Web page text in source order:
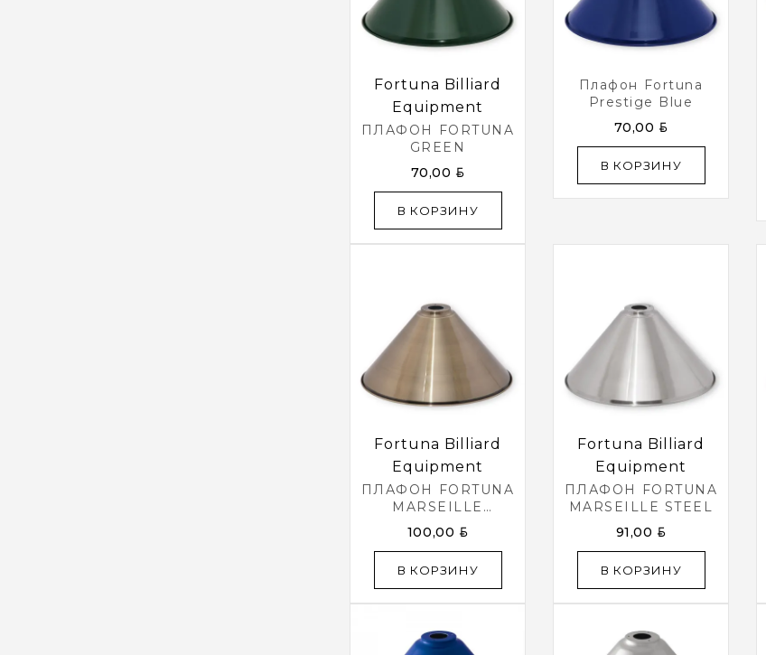
Fortuna Billiard
Equipment
ПЛАФОН FORTUNA
GREEN
70,00 BYN
В КОРЗИНУ
Плафон Fortuna
Prestige Blue
70,00 BYN
В КОРЗИНУ
Fortuna Billiard
Equipment
ПЛАФОН FORTUNA
MARSEILLE
BRONZE
100,00 BYN
В КОРЗИНУ
Fortuna Billiard
Equipment
ПЛАФОН FORTUNA
MARSEILLE STEEL
91,00 BYN
В КОРЗИНУ